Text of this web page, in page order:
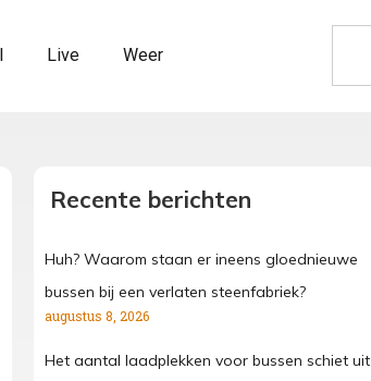
Live Weer
Recente berichten
Huh? Waarom staan er ineens gloednieuwe
bussen bij een verlaten steenfabriek?
augustus 8, 2026
Het aantal laadplekken voor bussen schiet uit